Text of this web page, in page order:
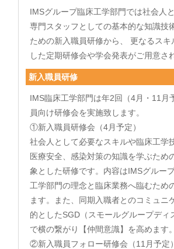
IMSグループ臨床工学部門では社会人と
専門スタッフとしての基本的な知識技
ための新入職員研修から、 更なるスキ
した定期研修会や学会発表がご用意さ
新入職員研修
IMS臨床工学部門は年2回（4月・11月
員向け研修会を実施致します。
①新入職員研修会（4月予定）
社会人として必要なスキルや臨床工学
医療安全、感染対策の知識を学ぶため
象とした研修です。内容はIMSグルー
工学部門の理念と臨床業務へ臨むため
ます。また、同期入職者とのコミュニ
的としたSGD（スモールグループディ
で横の繋がり【仲間意識】を高めます。
②新入職員フォロー研修会（11月予定）